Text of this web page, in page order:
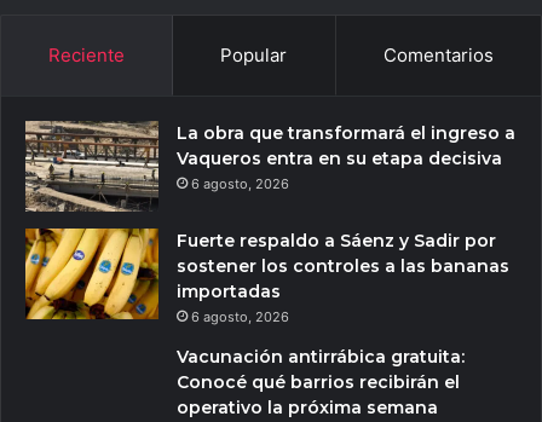
Reciente Popular Comentarios
La obra que transformará el ingreso a
Vaqueros entra en su etapa decisiva
6 agosto, 2026
Fuerte respaldo a Sáenz y Sadir por
sostener los controles a las bananas
importadas
6 agosto, 2026
Vacunación antirrábica gratuita:
Conocé qué barrios recibirán el
operativo la próxima semana